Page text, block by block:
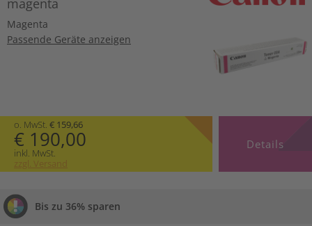
Magenta
Passende Geräte anzeigen
o. MwSt. € 159,66
€ 190,00
inkl. MwSt.
zzgl. Versand
Details
Bis zu 36% sparen